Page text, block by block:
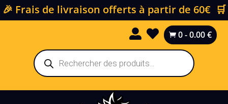
🎉 Frais de livraison offerts à partir de 60€ 🛒
   0-0.00€
Recherche
de
produits